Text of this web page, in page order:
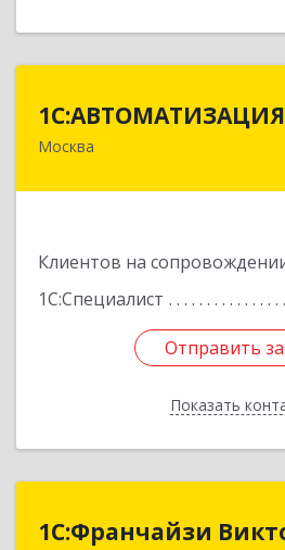
1С:АВТОМАТИЗАЦИЯ
Москва
Клиентов на
1С:Специалист
Отправить
Показать
111024, Москва г,
Отправить
Назад
1С:Франчайзи